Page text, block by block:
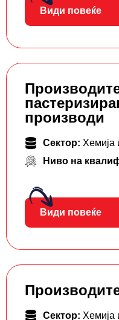
Види повеќе
производи
Сектор: Хемија
Ниво на
Види повеќе
Сектор: Хемија